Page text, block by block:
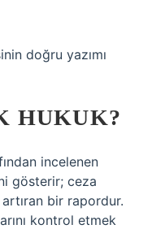
doğru yazımı
HUKUK?
incelenen
gösterir; ceza
artıran bir rapordur.
kontrol etmek